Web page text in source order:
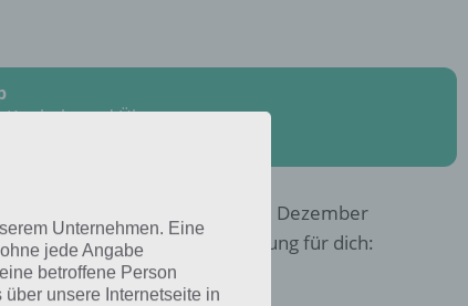
Knobeln und Üben
21.12.2023 zu So gemütlich im Dezember
feststeckst, hier die Lösung für dich:
Unternehmen. Eine
jede Angabe
betroffene Person
unsere Internetseite in